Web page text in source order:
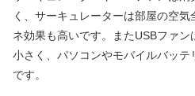
く、サーキュレーターは部屋の空
ネ効果も高いです。またUSBファ
小さく、パソコンやモバイルバッ
です。